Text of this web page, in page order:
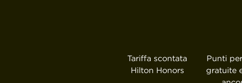
Tariffa scontata
Hilton Honors
Punti
gratuite